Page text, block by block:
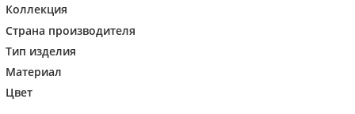
Коллекция
Страна производителя
Тип изделия
Материал
Цвет